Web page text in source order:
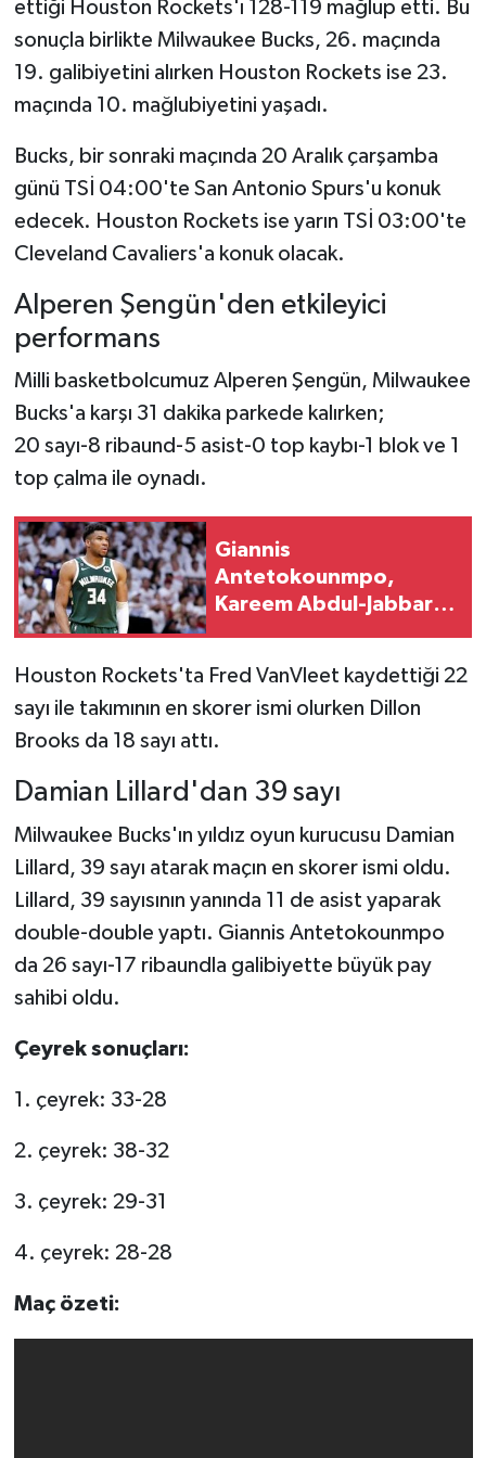
ettiği Houston Rockets'ı 128-119 mağlup etti. Bu
sonuçla birlikte Milwaukee Bucks, 26. maçında
19. galibiyetini alırken Houston Rockets ise 23.
maçında 10. mağlubiyetini yaşadı.
Bucks, bir sonraki maçında 20 Aralık çarşamba
günü TSİ 04:00'te San Antonio Spurs'u konuk
edecek. Houston Rockets ise yarın TSİ 03:00'te
Cleveland Cavaliers'a konuk olacak.
Alperen Şengün'den etkileyici
performans
Milli basketbolcumuz Alperen Şengün, Milwaukee
Bucks'a karşı 31 dakika parkede kalırken;
20 sayı-8 ribaund-5 asist-0 top kaybı-1 blok ve 1
top çalma ile oynadı.
Giannis
Antetokounmpo,
Kareem Abdul-Jabbar’ı
Houston Rockets'ta Fred VanVleet kaydettiği 22
sayı ile takımının en skorer ismi olurken Dillon
Brooks da 18 sayı attı.
Damian Lillard'dan 39 sayı
Milwaukee Bucks'ın yıldız oyun kurucusu Damian
Lillard, 39 sayı atarak maçın en skorer ismi oldu.
Lillard, 39 sayısının yanında 11 de asist yaparak
double-double yaptı. Giannis Antetokounmpo
da 26 sayı-17 ribaundla galibiyette büyük pay
sahibi oldu.
Çeyrek sonuçları:
1. çeyrek: 33-28
2. çeyrek: 38-32
3. çeyrek: 29-31
4. çeyrek: 28-28
Maç özeti:
Türkiye Basketbol Ligi
Kadınlar Basketbol Ligi
Diğer Basketbol Ligleri
Formula 1
Hentbol
At Yarışı
Bisiklet
Boks
Güreş
Halter
Su Sporları
Futbolcular